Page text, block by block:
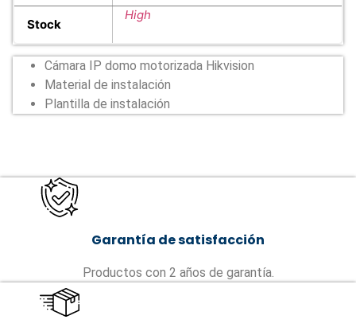
Stock
High
Cámara IP domo motorizada Hikvision
Material de instalación
Plantilla de instalación
Garantía de satisfacción
Productos con 2 años de garantía.